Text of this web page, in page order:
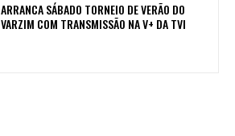
ARRANCA SÁBADO TORNEIO DE VERÃO DO
VARZIM COM TRANSMISSÃO NA V+ DA TVI